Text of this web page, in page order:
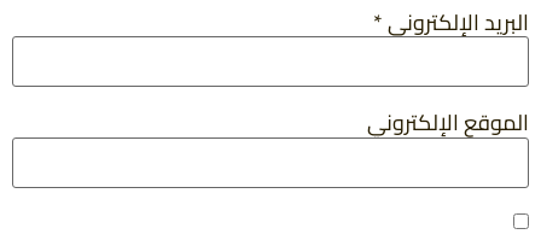
البريد الإلكتروني*
الموقع الإلكتروني